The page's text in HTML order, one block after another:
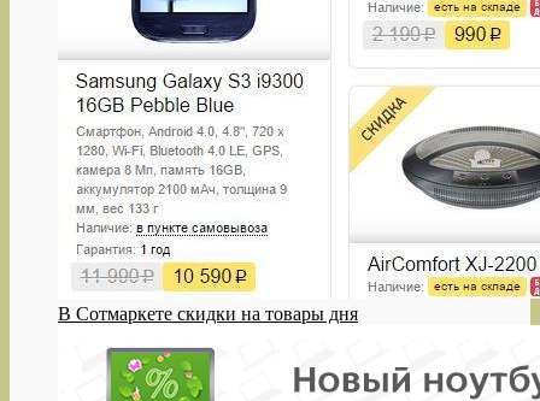
В Сотмаркете скидки на товары дня